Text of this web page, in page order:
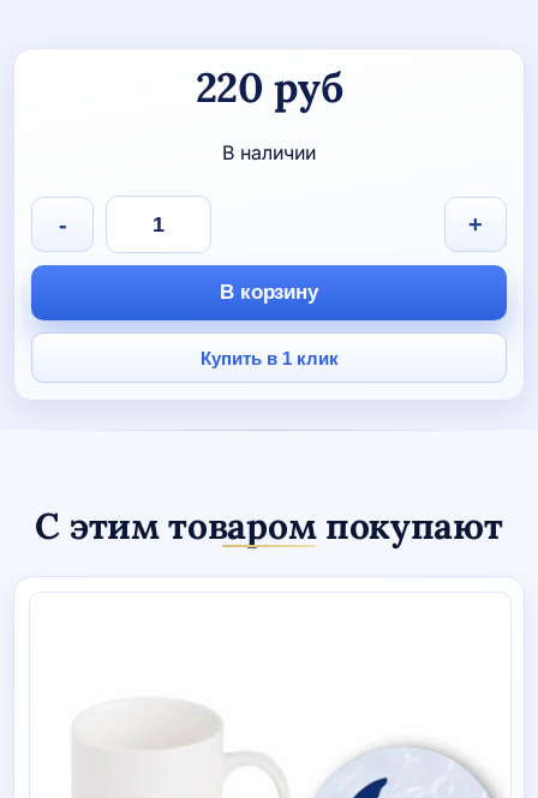
220руб
В наличии
Количество
товара
НАКЛЕЙКА
НА
"Дети
машине"
- +
В корзину
Купить в 1 клик
С этим товаром покупают